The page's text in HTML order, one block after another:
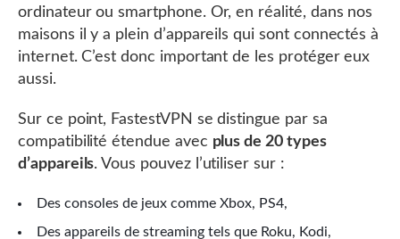
ordinateur ou smartphone. Or, en réalité, dans nos
maisons il y a plein d’appareils qui sont connectés à
internet. C’est donc important de les protéger eux
aussi.
Sur ce point, FastestVPN se distingue par sa
compatibilité étendue avec plus de 20 types
d’appareils. Vous pouvez l’utiliser sur :
Des consoles de jeux comme Xbox, PS4,
Des appareils de streaming tels que Roku, Kodi,